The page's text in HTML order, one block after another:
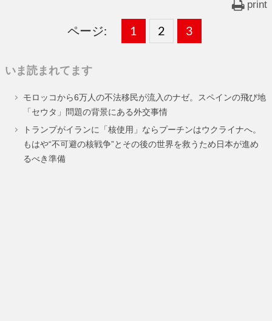
print
ページ:
固
ー
ジ
1 ,
固
ー
ジ
2 ,
固
ー
ジ
3
いま読まれてます
モロッコから6万人の不法移民が流入のナゼ。スペインの飛び地
「セウタ」問題の背景にある外交事情
トランプがイランに「核使用」ならプーチンはウクライナへ。
もはや“不可避の核戦争”とその後の世界を救うため日本が進め
るべき準備